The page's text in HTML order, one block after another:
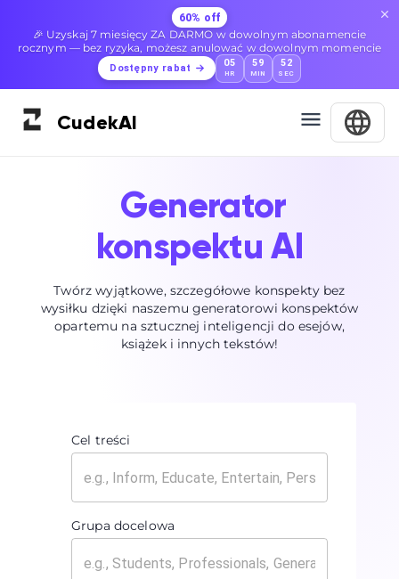
60% off
🎉 Uzyskaj 7 miesięcy ZA DARMO w dowolnym abonamencie
rocznym — bez ryzyka, możesz anulować w dowolnym momencie
Dostępny rabat 05
HR
59
MIN
51
SEC
CudekAI
Generator
konspektu AI
Twórz wyjątkowe, szczegółowe konspekty bez
wysiłku dzięki naszemu generatorowi konspektów
opartemu na sztucznej inteligencji do esejów,
książek i innych tekstów!
Cel treści
Grupa docelowa